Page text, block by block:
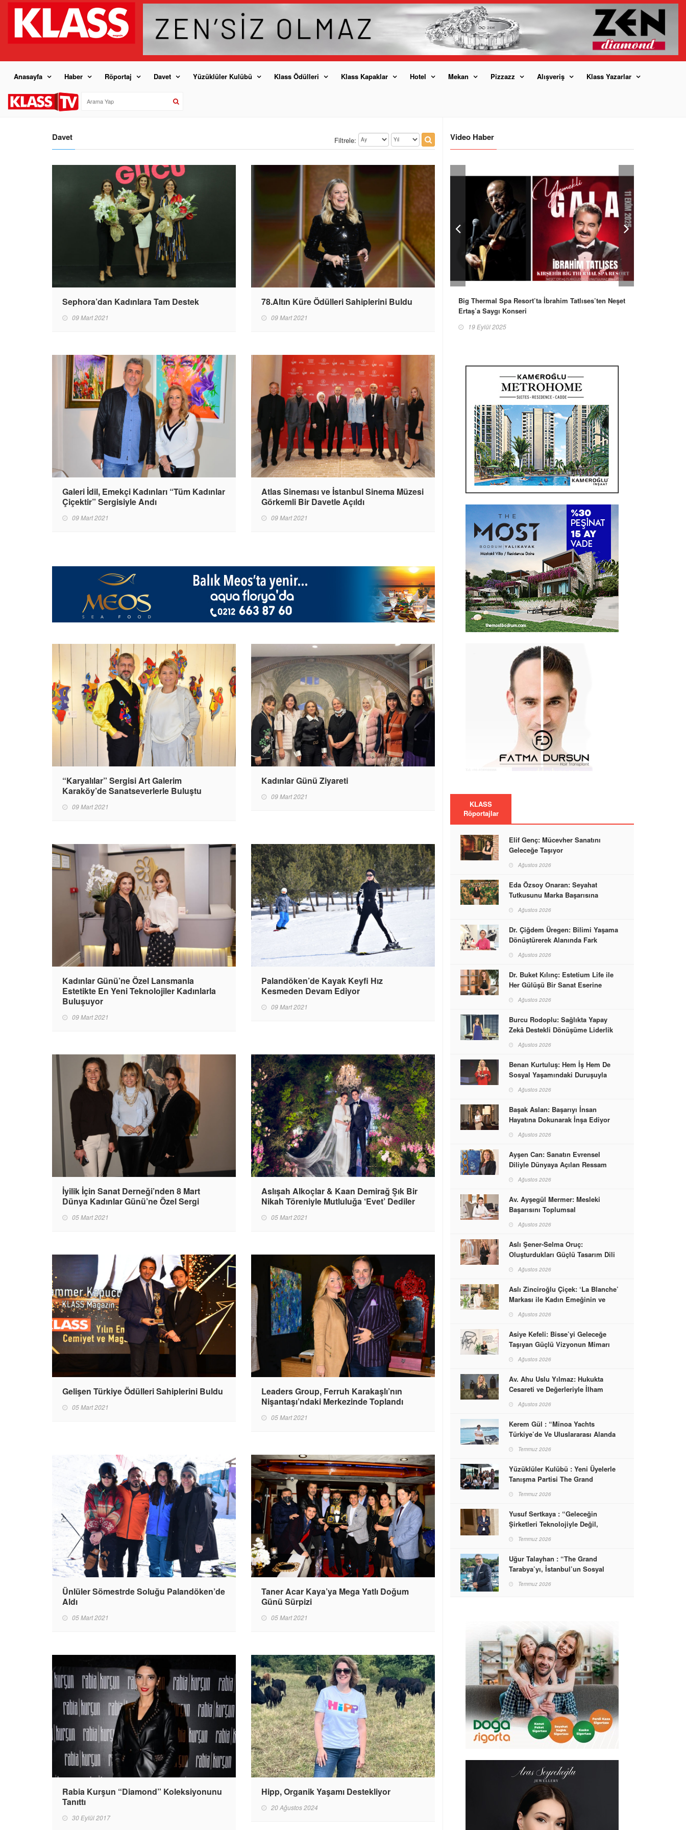
Anasayfa Haber Röportaj Davet Yüzüklüler Kulübü Klass Ödülleri Klass Kapaklar Hotel Mekan Pizzazz Alışveriş Klass Yazarlar
Davet Filtrele:
Sephora’dan Kadınlara Tam Destek
09 Mart 2021
78.Altın Küre Ödülleri Sahiplerini Buldu
09 Mart 2021
Galeri İdil, Emekçi Kadınları “Tüm Kadınlar
Çiçektir” Sergisiyle Andı
09 Mart 2021
Atlas Sineması ve İstanbul Sinema Müzesi
Görkemli Bir Davetle Açıldı
09 Mart 2021
“Karyalılar” Sergisi Art Galerim
Karaköy’de Sanatseverlerle Buluştu
09 Mart 2021
Kadınlar Günü Ziyareti
09 Mart 2021
Kadınlar Günü’ne Özel Lansmanla
Estetikte En Yeni Teknolojiler Kadınlarla
Buluşuyor
09 Mart 2021
Palandöken’de Kayak Keyfi Hız
Kesmeden Devam Ediyor
09 Mart 2021
İyilik İçin Sanat Derneği’nden 8 Mart
Dünya Kadınlar Günü’ne Özel Sergi
05 Mart 2021
Aslışah Alkoçlar & Kaan Demirağ Şık Bir
Nikah Töreniyle Mutluluğa ‘Evet’ Dediler
05 Mart 2021
Gelişen Türkiye Ödülleri Sahiplerini Buldu
05 Mart 2021
Leaders Group, Ferruh Karakaşlı’nın
Nişantaşı’ndaki Merkezinde Toplandı
05 Mart 2021
Ünlüler Sömestrde Soluğu Palandöken’de
Aldı
05 Mart 2021
Taner Acar Kaya’ya Mega Yatlı Doğum
Günü Sürpizi
05 Mart 2021
Rabia Kurşun “Diamond” Koleksiyonunu
Tanıttı
30 Eylül 2017
Hipp, Organik Yaşamı Destekliyor
20 Ağustos 2024
Video Haber
Big Thermal Spa Resort’ta İbrahim Tatlıses’ten Neşet
Ertaş’a Saygı Konseri
19 Eylül 2025
KLASS
Röportajlar
Elif Genç: Mücevher Sanatını
Geleceğe Taşıyor
Ağustos 2026
Eda Özsoy Onaran: Seyahat
Tutkusunu Marka Başarısına
Ağustos 2026
Dr. Çiğdem Üregen: Bilimi Yaşama
Dönüştürerek Alanında Fark
Ağustos 2026
Dr. Buket Kılınç: Estetium Life ile
Her Gülüşü Bir Sanat Eserine
Ağustos 2026
Burcu Rodoplu: Sağlıkta Yapay
Zekâ Destekli Dönüşüme Liderlik
Ağustos 2026
Benan Kurtuluş: Hem İş Hem De
Sosyal Yaşamındaki Duruşuyla
Ağustos 2026
Başak Aslan: Başarıyı İnsan
Hayatına Dokunarak İnşa Ediyor
Ağustos 2026
Ayşen Can: Sanatın Evrensel
Diliyle Dünyaya Açılan Ressam
Ağustos 2026
Av. Ayşegül Mermer: Mesleki
Başarısını Toplumsal
Ağustos 2026
Aslı Şener-Selma Oruç:
Oluşturdukları Güçlü Tasarım Dili
Dünyasına İmzalarını Attılar
Ağustos 2026
Aslı Zinciroğlu Çiçek: ‘La Blanche’
Markası ile Kadın Emeğinin ve
Başarabileceğinin En Güzel
Örneğini Sunuyor
Ağustos 2026
Asiye Kefeli: Bisse’yi Geleceğe
Taşıyan Güçlü Vizyonun Mimarı
Ağustos 2026
Av. Ahu Uslu Yılmaz: Hukukta
Cesareti ve Değerleriyle İlham
Ağustos 2026
Kerem Gül : “Minoa Yachts
Türkiye’de Ve Uluslararası Alanda
Markası Olacak”
Temmuz 2026
Yüzüklüler Kulübü : Yeni Üyelerle
Tanışma Partisi The Grand
Temmuz 2026
Yusuf Sertkaya : “Geleceğin
Şirketleri Teknolojiyle Değil,
Temmuz 2026
Uğur Talayhan : “The Grand
Tarabya’yı, İstanbul’un Sosyal
Destinasyon Haline Getirmeyi
Temmuz 2026